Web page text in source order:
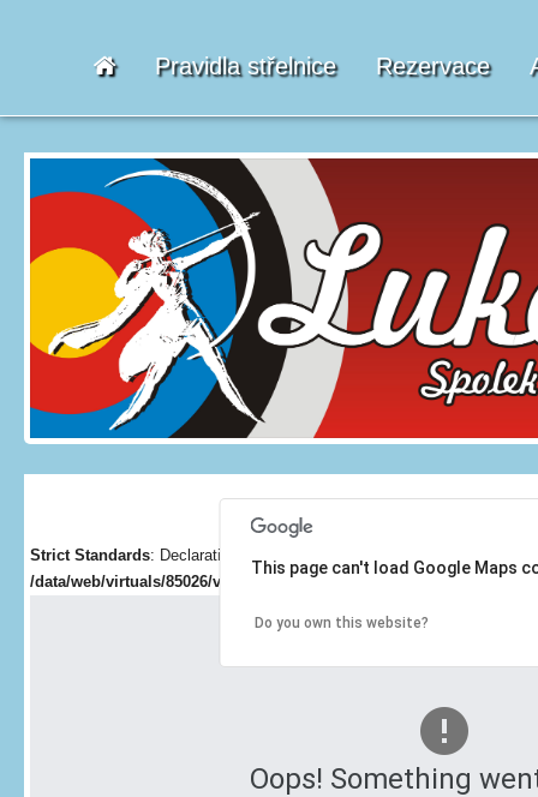
Pravidla střelnice Rezervace
Strict Standards: Declaration of JParameter::loadSetupFile() should
/data/web/virtuals/85026/virtual/www/libraries/joomla/html/
Oops! Something
This page can't load Google Maps
Do you own this website?